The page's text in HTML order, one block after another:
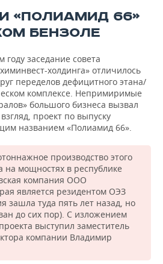
«ПОЛИАМИД 66»
БЕНЗОЛЕ
заседание совета
холдинга» отличилось
переделов дефицитного этана/
комплексе. Непримиримые
большого бизнеса вызвал
проект по выпуску
названием «Полиамид 66».
производство этого
на мощностях в республике
компания ООО
является резидентом ОЭЗ
зашла туда пять лет назад, но
до сих пор). С изложением
выступил заместитель
компании Владимир